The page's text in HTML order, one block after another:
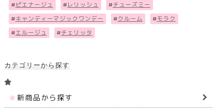
# ピエナージュ # レリッシュ #チューズミー
#キャンディーマジックワンデー #クルーム #モラク
#エルージュ #チェリッタ
カテゴリーから探す
新商品から探す